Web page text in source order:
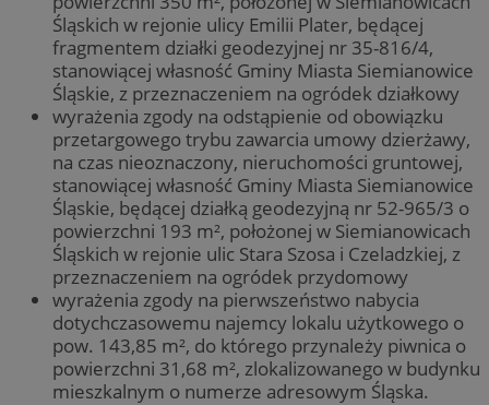
Śląskich w rejonie ulicy Emilii Plater, będącej
fragmentem działki geodezyjnej nr 35-816/4,
stanowiącej własność Gminy Miasta Siemianowice
Śląskie, z przeznaczeniem na ogródek działkowy
wyrażenia zgody na odstąpienie od obowiązku
przetargowego trybu zawarcia umowy dzierżawy,
na czas nieoznaczony, nieruchomości gruntowej,
stanowiącej własność Gminy Miasta Siemianowice
Śląskie, będącej działką geodezyjną nr 52-965/3 o
powierzchni 193 m², położonej w Siemianowicach
Śląskich w rejonie ulic Stara Szosa i Czeladzkiej, z
przeznaczeniem na ogródek przydomowy
wyrażenia zgody na pierwszeństwo nabycia
dotychczasowemu najemcy lokalu użytkowego o
pow. 143,85 m², do którego przynależy piwnica o
powierzchni 31,68 m², zlokalizowanego w budynku
mieszkalnym o numerze adresowym Śląska.